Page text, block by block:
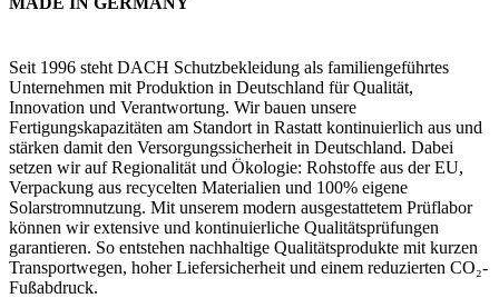
Seit 1996 steht DACH Schutzbekleidung als familiengeführtes
Unternehmen mit Produktion in Deutschland für Qualität,
Innovation und Verantwortung. Wir bauen unsere
Fertigungskapazitäten am Standort in Rastatt kontinuierlich aus und
stärken damit den Versorgungssicherheit in Deutschland. Dabei
setzen wir auf Regionalität und Ökologie: Rohstoffe aus der EU,
Verpackung aus recycelten Materialien und 100% eigene
Solarstromnutzung. Mit unserem modern ausgestattetem Prüflabor
können wir extensive und kontinuierliche Qualitätsprüfungen
garantieren. So entstehen nachhaltige Qualitätsprodukte mit kurzen
Transportwegen, hoher Liefersicherheit und einem reduzierten CO₂-
Fußabdruck.